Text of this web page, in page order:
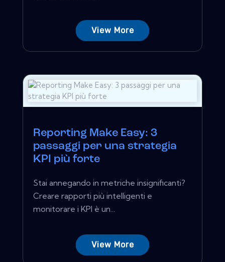
View More
Reporting Make Easy: 3
passaggi per una strategia
KPI più forte
Stai annegando in metriche insignificanti?
Creare rapporti più intelligenti e
monitorare i KPI è un...
View More